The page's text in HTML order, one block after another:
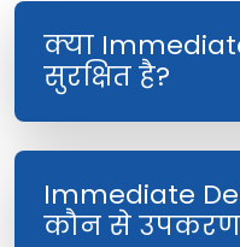
क्या
सुरक्षित है?
Immediate
कौन से उपकरण